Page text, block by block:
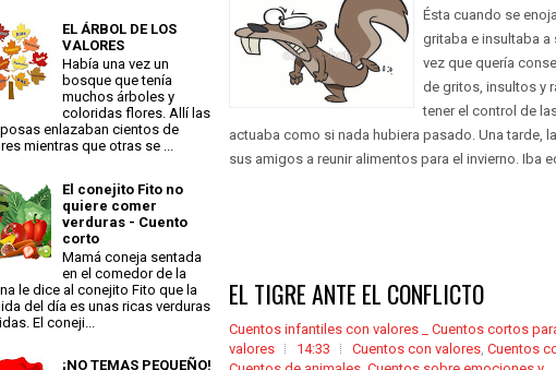
Ésta cuando se
gritaba e insultaba a
vez que quería
de gritos, insultos y
tener el control de
actuaba como si nada hubiera pasado. Una tarde,
sus amigos a reunir alimentos para el invierno. Iba
EL TIGRE ANTE EL CONFLICTO
Cuentos infantiles con valores _ Cuentos cortos
valores
14:33 Cuentos con valores, Cuentos
EL ÁRBOL DE LOS
VALORES
Había una vez un
bosque que tenía
muchos árboles y
coloridas flores. Allí las
enlazaban cientos de
mientras que otras se ...
El conejito Fito no
quiere comer
verduras - Cuento
corto
Mamá coneja sentada
en el comedor de la
le dice al conejito Fito que la
del día es unas ricas verduras
El coneji...
¡NO TEMAS PEQUEÑO!